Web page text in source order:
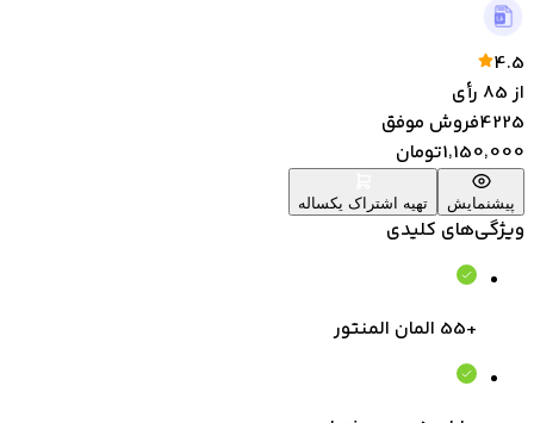
4.5
از 85 رأی
4225فروش موفق
1٬150٬000تومان
پیشنمایش تهیه اشتراک یکساله
ویژگی‌های کلیدی
+55 المان المنتور